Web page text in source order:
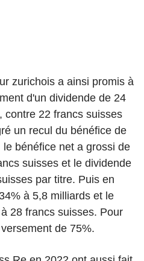
zurichois a ainsi promis à
d'un dividende de 24
contre 22 francs suisses
un recul du bénéfice de
bénéfice net a grossi de
suisses et le dividende
par titre. Puis en
à 5,8 milliards et le
28 francs suisses. Pour
de 75%.